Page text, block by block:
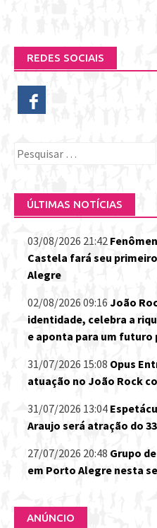
REDES SOCIAIS
Pesquisar
ÚLTIMAS NOTÍCIAS
03/08/2026 21:42
Castela fará seu
Alegre
02/08/2026 09:16 João
identidade, celebra a
e aponta para um futuro
31/07/2026 15:08 Opus
atuação no João Rock
31/07/2026 13:04
Araujo será atração do
27/07/2026 20:48 Grupo
em Porto Alegre nesta
ANÚNCIO